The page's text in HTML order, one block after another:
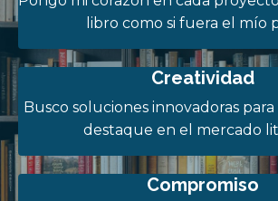
libro como si fuera el mío
Creatividad
Busco soluciones innovadoras
destaque en el mercado
Compromiso